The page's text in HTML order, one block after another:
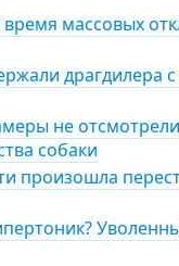
время массовых
не
собаки
произошла